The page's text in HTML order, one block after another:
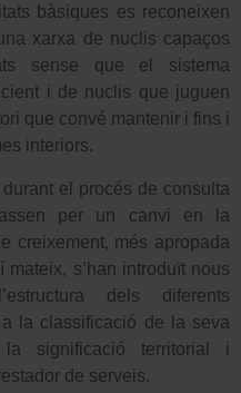
bàsiques es reconeixen
xarxa de nuclis capaços
sense que el sistema
i de nuclis que juguen
que convé mantenir i fins i
interiors.
el procés de consulta
per un canvi en la
creixement, més apropada
s’han introduït nous
dels diferents
la classificació de la seva
la significació territorial i
de serveis.